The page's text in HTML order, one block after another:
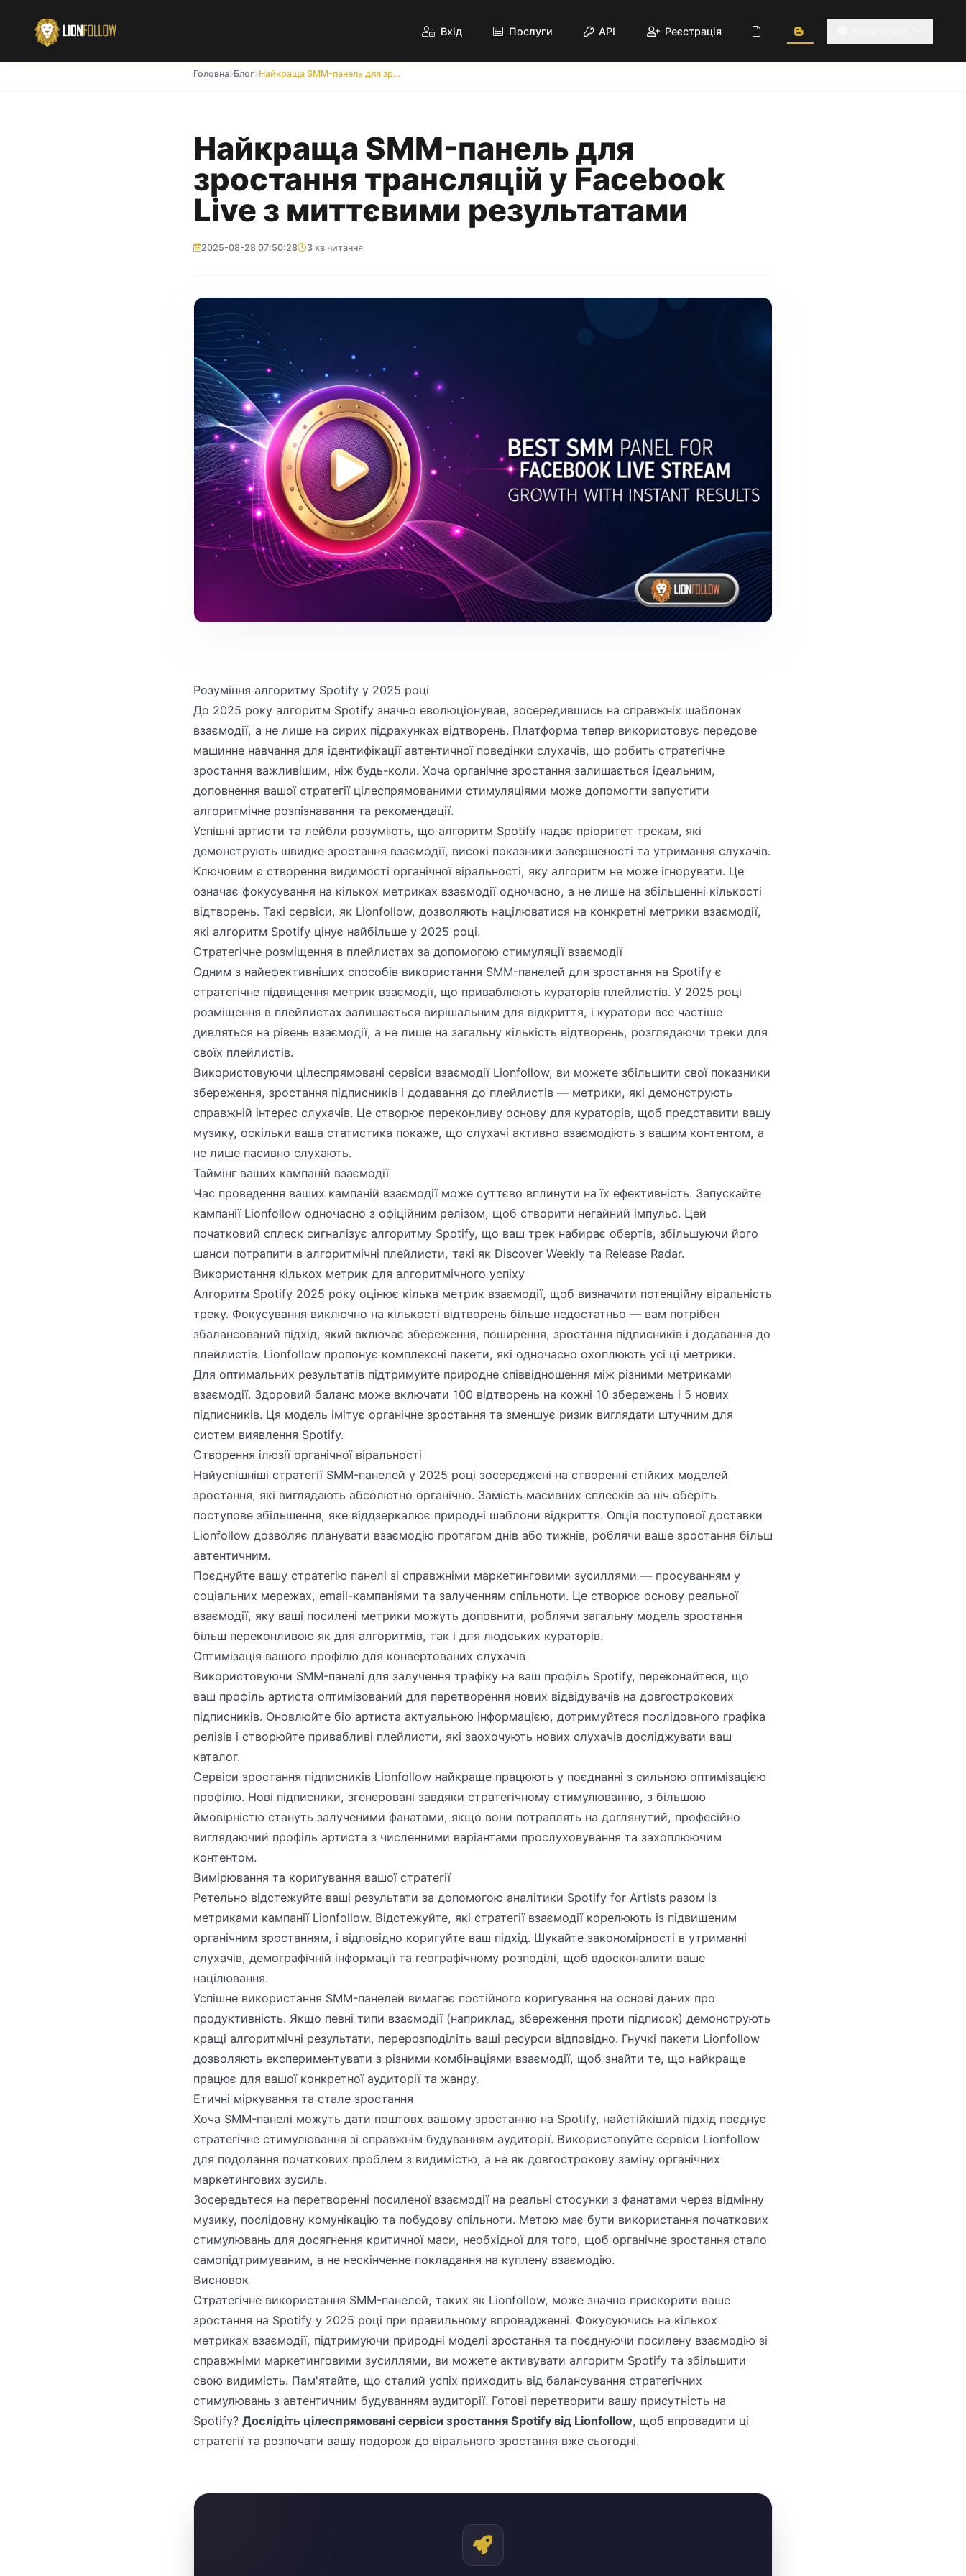
Вхід Послуги API Реєстрація
Головна Блог Найкраща SMM-панель для зростання трансляцій у Facebook Live з миттєвими результатами
Найкраща SMM-панель для
зростання трансляцій у Facebook
Live з миттєвими результатами
2025-08-28 07:50:28 3 хв читання
Розуміння алгоритму Spotify у 2025 році
До 2025 року алгоритм Spotify значно еволюціонував, зосередившись на справжніх шаблонах
взаємодії, а не лише на сирих підрахунках відтворень. Платформа тепер використовує передове
машинне навчання для ідентифікації автентичної поведінки слухачів, що робить стратегічне
зростання важливішим, ніж будь-коли. Хоча органічне зростання залишається ідеальним,
доповнення вашої стратегії цілеспрямованими стимуляціями може допомогти запустити
алгоритмічне розпізнавання та рекомендації.
Успішні артисти та лейбли розуміють, що алгоритм Spotify надає пріоритет трекам, які
демонструють швидке зростання взаємодії, високі показники завершеності та утримання слухачів.
Ключовим є створення видимості органічної віральності, яку алгоритм не може ігнорувати. Це
означає фокусування на кількох метриках взаємодії одночасно, а не лише на збільшенні кількості
відтворень. Такі сервіси, як Lionfollow, дозволяють націлюватися на конкретні метрики взаємодії,
які алгоритм Spotify цінує найбільше у 2025 році.
Стратегічне розміщення в плейлистах за допомогою стимуляції взаємодії
Одним з найефективніших способів використання SMM-панелей для зростання на Spotify є
стратегічне підвищення метрик взаємодії, що приваблюють кураторів плейлистів. У 2025 році
розміщення в плейлистах залишається вирішальним для відкриття, і куратори все частіше
дивляться на рівень взаємодії, а не лише на загальну кількість відтворень, розглядаючи треки для
своїх плейлистів.
Використовуючи цілеспрямовані сервіси взаємодії Lionfollow, ви можете збільшити свої показники
збереження, зростання підписників і додавання до плейлистів — метрики, які демонструють
справжній інтерес слухачів. Це створює переконливу основу для кураторів, щоб представити вашу
музику, оскільки ваша статистика покаже, що слухачі активно взаємодіють з вашим контентом, а
не лише пасивно слухають.
Таймінг ваших кампаній взаємодії
Час проведення ваших кампаній взаємодії може суттєво вплинути на їх ефективність. Запускайте
кампанії Lionfollow одночасно з офіційним релізом, щоб створити негайний імпульс. Цей
початковий сплеск сигналізує алгоритму Spotify, що ваш трек набирає обертів, збільшуючи його
шанси потрапити в алгоритмічні плейлисти, такі як Discover Weekly та Release Radar.
Використання кількох метрик для алгоритмічного успіху
Алгоритм Spotify 2025 року оцінює кілька метрик взаємодії, щоб визначити потенційну віральність
треку. Фокусування виключно на кількості відтворень більше недостатньо — вам потрібен
збалансований підхід, який включає збереження, поширення, зростання підписників і додавання до
плейлистів. Lionfollow пропонує комплексні пакети, які одночасно охоплюють усі ці метрики.
Для оптимальних результатів підтримуйте природне співвідношення між різними метриками
взаємодії. Здоровий баланс може включати 100 відтворень на кожні 10 збережень і 5 нових
підписників. Ця модель імітує органічне зростання та зменшує ризик виглядати штучним для
систем виявлення Spotify.
Створення ілюзії органічної віральності
Найуспішніші стратегії SMM-панелей у 2025 році зосереджені на створенні стійких моделей
зростання, які виглядають абсолютно органічно. Замість масивних сплесків за ніч оберіть
поступове збільшення, яке віддзеркалює природні шаблони відкриття. Опція поступової доставки
Lionfollow дозволяє планувати взаємодію протягом днів або тижнів, роблячи ваше зростання більш
автентичним.
Поєднуйте вашу стратегію панелі зі справжніми маркетинговими зусиллями — просуванням у
соціальних мережах, email-кампаніями та залученням спільноти. Це створює основу реальної
взаємодії, яку ваші посилені метрики можуть доповнити, роблячи загальну модель зростання
більш переконливою як для алгоритмів, так і для людських кураторів.
Оптимізація вашого профілю для конвертованих слухачів
Використовуючи SMM-панелі для залучення трафіку на ваш профіль Spotify, переконайтеся, що
ваш профіль артиста оптимізований для перетворення нових відвідувачів на довгострокових
підписників. Оновлюйте біо артиста актуальною інформацією, дотримуйтеся послідовного графіка
релізів і створюйте привабливі плейлисти, які заохочують нових слухачів досліджувати ваш
каталог.
Сервіси зростання підписників Lionfollow найкраще працюють у поєднанні з сильною оптимізацією
профілю. Нові підписники, згенеровані завдяки стратегічному стимулюванню, з більшою
ймовірністю стануть залученими фанатами, якщо вони потраплять на доглянутий, професійно
виглядаючий профіль артиста з численними варіантами прослуховування та захоплюючим
контентом.
Вимірювання та коригування вашої стратегії
Ретельно відстежуйте ваші результати за допомогою аналітики Spotify for Artists разом із
метриками кампанії Lionfollow. Відстежуйте, які стратегії взаємодії корелюють із підвищеним
органічним зростанням, і відповідно коригуйте ваш підхід. Шукайте закономірності в утриманні
слухачів, демографічній інформації та географічному розподілі, щоб вдосконалити ваше
націлювання.
Успішне використання SMM-панелей вимагає постійного коригування на основі даних про
продуктивність. Якщо певні типи взаємодії (наприклад, збереження проти підписок) демонструють
кращі алгоритмічні результати, перерозподіліть ваші ресурси відповідно. Гнучкі пакети Lionfollow
дозволяють експериментувати з різними комбінаціями взаємодії, щоб знайти те, що найкраще
працює для вашої конкретної аудиторії та жанру.
Етичні міркування та стале зростання
Хоча SMM-панелі можуть дати поштовх вашому зростанню на Spotify, найстійкіший підхід поєднує
стратегічне стимулювання зі справжнім будуванням аудиторії. Використовуйте сервіси Lionfollow
для подолання початкових проблем з видимістю, а не як довгострокову заміну органічних
маркетингових зусиль.
Зосередьтеся на перетворенні посиленої взаємодії на реальні стосунки з фанатами через відмінну
музику, послідовну комунікацію та побудову спільноти. Метою має бути використання початкових
стимулювань для досягнення критичної маси, необхідної для того, щоб органічне зростання стало
самопідтримуваним, а не нескінченне покладання на куплену взаємодію.
Висновок
Стратегічне використання SMM-панелей, таких як Lionfollow, може значно прискорити ваше
зростання на Spotify у 2025 році при правильному впровадженні. Фокусуючись на кількох
метриках взаємодії, підтримуючи природні моделі зростання та поєднуючи посилену взаємодію зі
справжніми маркетинговими зусиллями, ви можете активувати алгоритм Spotify та збільшити
свою видимість. Пам'ятайте, що сталий успіх приходить від балансування стратегічних
стимулювань з автентичним будуванням аудиторії. Готові перетворити вашу присутність на
Spotify? Дослідіть цілеспрямовані сервіси зростання Spotify від Lionfollow, щоб впровадити ці
стратегії та розпочати вашу подорож до вірального зростання вже сьогодні.